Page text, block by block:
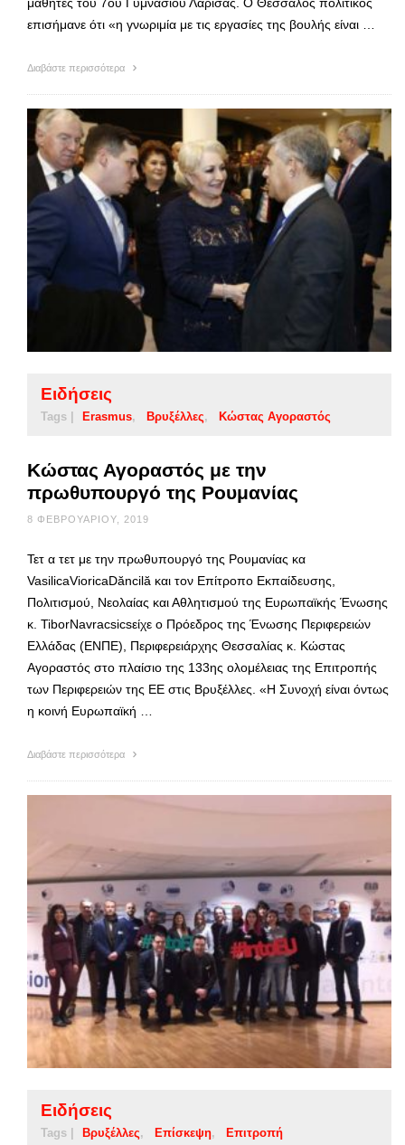
μαθητές του 7ου Γυμνασίου Λάρισας. Ο Θεσσαλός πολιτικός
επισήμανε ότι «η γνωριμία με τις εργασίες της βουλής είναι …
Διαβάστε περισσότερα
Ειδήσεις
Tags | Erasmus Βρυξέλλες Κώστας Αγοραστός
Κώστας Αγοραστός με την
πρωθυπουργό της Ρουμανίας
8 ΦΕΒΡΟΥΑΡΊΟΥ, 2019
Τετ α τετ με την πρωθυπουργό της Ρουμανίας κα
VasilicaVioricaDăncilă και τον Επίτροπο Εκπαίδευσης,
Πολιτισμού, Νεολαίας και Αθλητισμού της Ευρωπαϊκής Ένωσης
κ. TiborNavracsicsείχε ο Πρόεδρος της Ένωσης Περιφερειών
Ελλάδας (ΕΝΠΕ), Περιφερειάρχης Θεσσαλίας κ. Κώστας
Αγοραστός στο πλαίσιο της 133ης ολομέλειας της Επιτροπής
των Περιφερειών της ΕΕ στις Βρυξέλλες. «Η Συνοχή είναι όντως
η κοινή Ευρωπαϊκή …
Διαβάστε περισσότερα
Ειδήσεις
Tags | Βρυξέλλες Επίσκεψη Επιτροπή